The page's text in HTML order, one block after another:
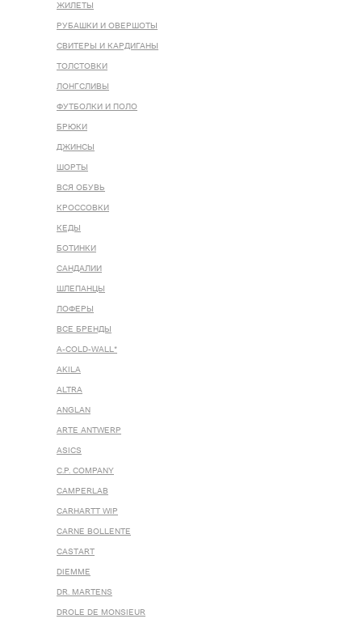
ЖИЛЕТЫ
РУБАШКИ И ОВЕРШОТЫ
СВИТЕРЫ И КАРДИГАНЫ
ТОЛСТОВКИ
ЛОНГСЛИВЫ
ФУТБОЛКИ И ПОЛО
БРЮКИ
ДЖИНСЫ
ШОРТЫ
ВСЯ ОБУВЬ
КРОССОВКИ
КЕДЫ
БОТИНКИ
САНДАЛИИ
ШЛЕПАНЦЫ
ЛОФЕРЫ
ВСЕ БРЕНДЫ
A-COLD-WALL*
AKILA
ALTRA
ANGLAN
ARTE ANTWERP
ASICS
C.P. COMPANY
CAMPERLAB
CARHARTT WIP
CARNE BOLLENTE
CASTART
DIEMME
DR. MARTENS
DROLE DE MONSIEUR